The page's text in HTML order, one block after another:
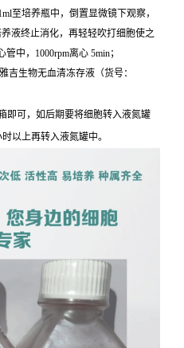
至培养瓶中，倒置显微镜下观察，
液终止消化，再轻轻吹打细胞使之
中，1000rpm离心 5min；
吉生物无血清冻存液（货号：
即可，如后期要将细胞转入液氮罐
以上再转入液氮罐中。